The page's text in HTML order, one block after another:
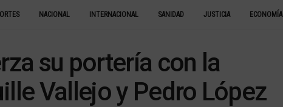
NACIONAL INTERNACIONAL SANIDAD JUSTICIA ECONOMÍA
su portería con la
Vallejo y Pedro López